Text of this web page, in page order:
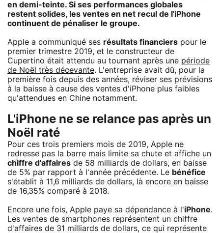
en demi-teinte. Si ses performances globales
restent solides, les ventes en net recul de l'iPhone
continuent de pénaliser le groupe.
Apple a communiqué ses résultats financiers pour le
premier trimestre 2019, et le constructeur de
Cupertino était attendu au tournant après une période
de Noël très décevante. L'entreprise avait dû, pour la
première fois depuis des années, réviser ses prévisions
à la baisse à cause des ventes d'iPhone plus faibles
qu'attendues en Chine notamment.
L'iPhone ne se relance pas après un
Noël raté
Pour ces trois premiers mois de 2019, Apple ne
redresse pas la barre mais limite sa chute et affiche un
chiffre d'affaires de 58 milliards de dollars, en baisse
de 5% par rapport à l'année précédente. Le bénéfice
s'établit à 11,6 milliards de dollars, là encore en baisse
de 16,35% comparé à 2018.
Encore une fois, Apple paye sa dépendance à l'iPhone.
Les ventes de smartphones représentent un chiffre
d'affaires de 31 milliards de dollars, ce qui représente